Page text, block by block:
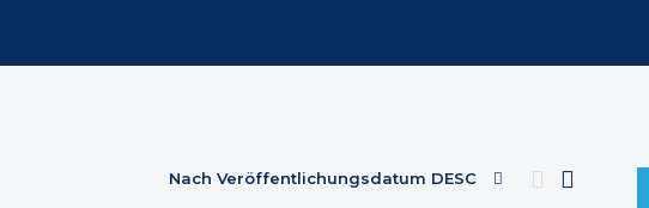
Nach Veröffentlichungsdatum DESC